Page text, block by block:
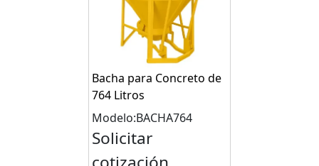
Bacha para Concreto de
764 Litros
Modelo:BACHA764
Solicitar